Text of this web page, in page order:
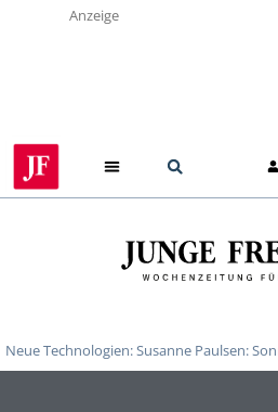
Anzeige
Neue Technologien: Susanne Paulsen: